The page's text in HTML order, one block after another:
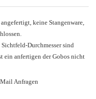
keine Stangenware,
Sichtfeld-Durchmesser sind
ein anfertigen der Gobos nicht
Anfragen